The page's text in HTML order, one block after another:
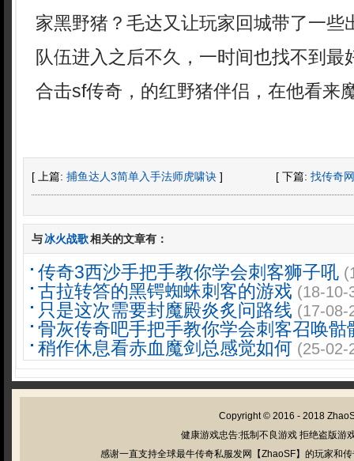
家黑野猪？毛达又让玩家回城带了一些
队伍进入之后不久，一时间也找不到最
合击sf传奇，的红野猪伴侣，在他看来
[ 上篇: 捕鱼达人3简单入手法师虎啸诀 ] [ 下篇: 找传奇
与冰火战歌相关的文章有：
传奇3西沙手把手教你学会刺客狮子吼
古拉转答的黑锷蜘蛛刺客的游戏 (18-10-
只是这次需要封魔殿炎炙问路线 (17-08-
骨灰传奇吧手把手教你学会刺客召唤骷
稍作休息看赤血魔剑总感觉如何 (25-02-
Copyright © 2016 - 2018
健康游戏忠告:抵制不良游戏 拒绝盗版游
感谢一直支持全球最牛传奇私服发网【ZhaoSF】的玩家和